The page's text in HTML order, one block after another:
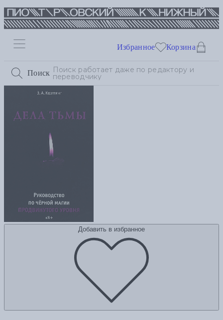
Поиск
Избранное Корзина
Добавить в избранное